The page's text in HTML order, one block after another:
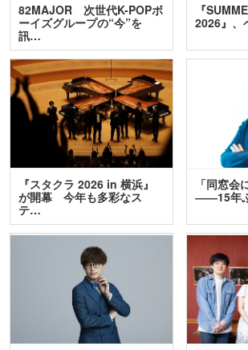
82MAJOR 次世代K-POPボ
ーイズグループの“今”を
訊…
『
2026』
『スタクラ 2026 in 横浜』
が開幕 今年も多彩なス
テ…
「同窓会
――15年